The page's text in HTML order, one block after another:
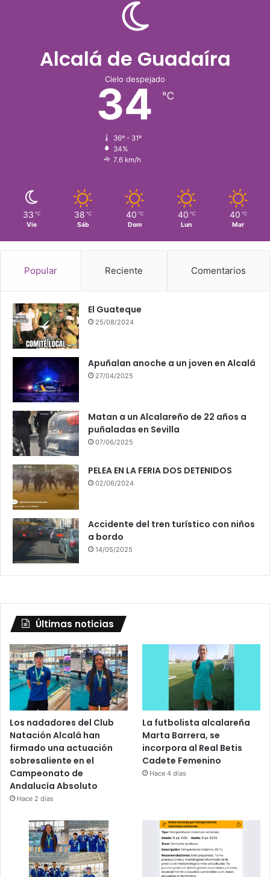
Alcalá de Guadaíra
Cielo despejado
34 ℃
36º - 31º
34%
7.6 km/h
33 ℃
Vie
38 ℃
Sáb
40 ℃
Dom
40 ℃
Lun
40 ℃
Mar
Popular Reciente Comentarios
El Guateque
25/08/2024
Apuñalan anoche a un joven en Alcalá
27/04/2025
Matan a un Alcalareño de 22 años a
puñaladas en Sevilla
07/06/2025
PELEA EN LA FERIA DOS DETENIDOS
02/06/2024
Accidente del tren turístico con niños
a bordo
14/05/2025
Últimas noticias
Los nadadores del Club
Natación Alcalá han
firmado una actuación
sobresaliente en el
Campeonato de
Andalucía Absoluto
Hace 2 días
La futbolista alcalareña
Marta Barrera, se
incorpora al Real Betis
Cadete Femenino
Hace 4 días